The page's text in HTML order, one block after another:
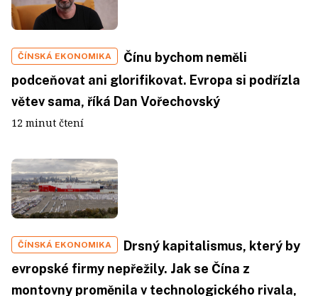
ČÍNSKÁ EKONOMIKA
Čínu bychom neměli
podceňovat ani glorifikovat. Evropa si podřízla
větev sama, říká Dan Vořechovský
12 minut čtení
ČÍNSKÁ EKONOMIKA
Drsný kapitalismus, který by
evropské firmy nepřežily. Jak se Čína z
montovny proměnila v technologického rivala,